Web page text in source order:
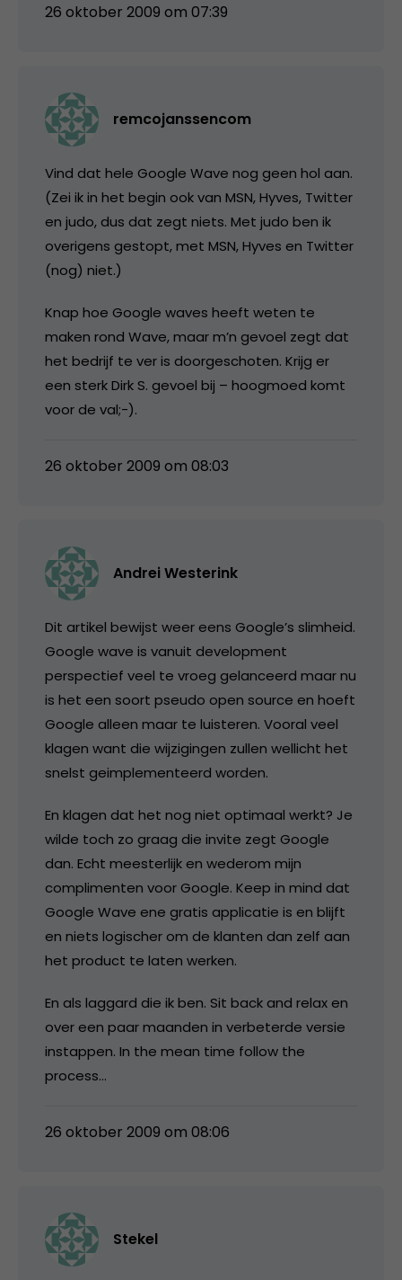
26 oktober 2009 om 07:39
remcojanssencom
Vind dat hele Google Wave nog geen hol aan.
(Zei ik in het begin ook van MSN, Hyves, Twitter
en judo, dus dat zegt niets. Met judo ben ik
overigens gestopt, met MSN, Hyves en Twitter
(nog) niet.)
Knap hoe Google waves heeft weten te
maken rond Wave, maar m’n gevoel zegt dat
het bedrijf te ver is doorgeschoten. Krijg er
een sterk Dirk S. gevoel bij – hoogmoed komt
voor de val;-).
26 oktober 2009 om 08:03
Andrei Westerink
Dit artikel bewijst weer eens Google’s slimheid.
Google wave is vanuit development
perspectief veel te vroeg gelanceerd maar nu
is het een soort pseudo open source en hoeft
Google alleen maar te luisteren. Vooral veel
klagen want die wijzigingen zullen wellicht het
snelst geimplementeerd worden.
En klagen dat het nog niet optimaal werkt? Je
wilde toch zo graag die invite zegt Google
dan. Echt meesterlijk en wederom mijn
complimenten voor Google. Keep in mind dat
Google Wave ene gratis applicatie is en blijft
en niets logischer om de klanten dan zelf aan
het product te laten werken.
En als laggard die ik ben. Sit back and relax en
over een paar maanden in verbeterde versie
instappen. In the mean time follow the
process…
26 oktober 2009 om 08:06
Stekel